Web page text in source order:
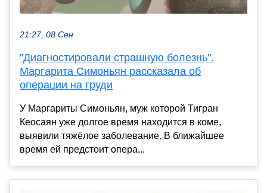
21:27, 08 Сен
"Диагностировали страшную болезнь".
Маргарита Симоньян рассказала об
операции на груди
У Маргариты Симоньян, муж которой Тигран
Кеосаян уже долгое время находится в коме,
выявили тяжёлое заболевание. В ближайшее
время ей предстоит опера...